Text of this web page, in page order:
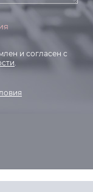
и согласен с
.